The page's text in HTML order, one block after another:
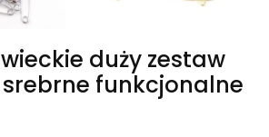
duży zestaw
srebrne funkcjonalne